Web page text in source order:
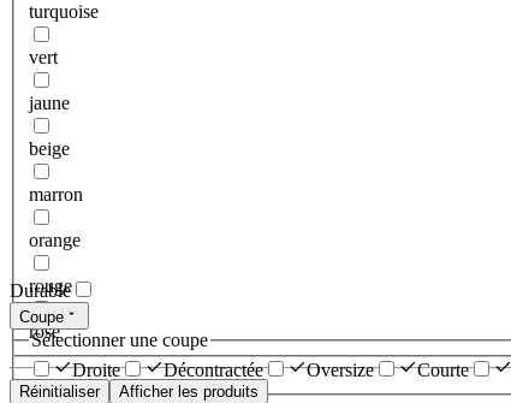
turquoise
vert
jaune
beige
marron
orange
rouge
rose
Réinitialiser Afficher les produits
Durable
Coupe
Sélectionner une coupe
Droite
Décontractée Oversize Courte